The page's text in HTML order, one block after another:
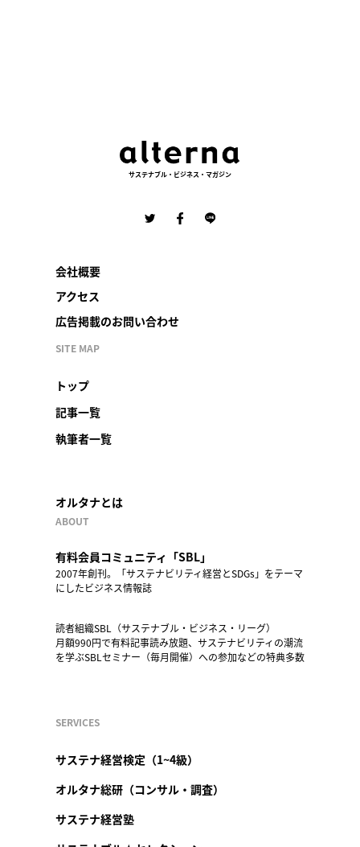
サステナブル・ビジネス・マガジン
会社概要
アクセス
広告掲載のお問い合わせ
SITE MAP
トップ
記事一覧
執筆者一覧
オルタナとは
ABOUT
有料会員コミュニティ「SBL」
2007年創刊。「サステナビリティ経営とSDGs」をテーマ
にしたビジネス情報誌
読者組織SBL（サステナブル・ビジネス・リーグ）
月額990円で有料記事読み放題、サステナビリティの潮流
を学ぶSBLセミナー（毎月開催）への参加などの特典多数
SERVICES
サステナ経営検定（1~4級）
オルタナ総研（コンサル・調査）
サステナ経営塾